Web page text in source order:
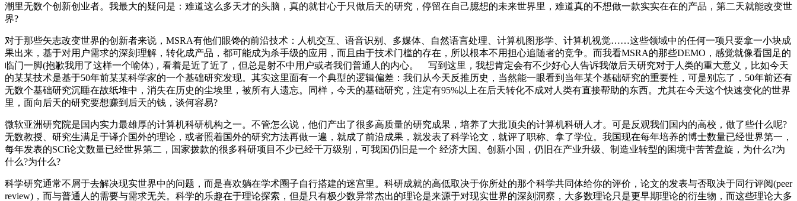
潮里无数个创新创业者。我最大的疑问是：难道这么多天才的头脑，真的就甘心于只做后天的研究，停留在自己臆想的未来世界里，难道真的不想做一款实实在在的产品，第二天就能改变世
界?
对于那些矢志改变世界的创新者来说，MSRA有他们眼馋的前沿技术：人机交互、语音识别、多媒体、自然语言处理、计算机图形学、计算机视觉……这些领域中的任何一项只要拿一小块成
果出来，基于对用户需求的深刻理解，转化成产品，都可能成为杀手级的应用，而且由于技术门槛的存在，所以根本不用担心追随者的竞争。而我看MSRA的那些DEMO，感觉就像看国足的
临门一脚(抱歉我用了这样一个喻体)，看着是近了近了，但总是射不中用户或者我们普通人的内心。 写到这里，我想肯定会有不少好心人告诉我做后天研究对于人类的重大意义，比如今天
的某某技术是基于50年前某某科学家的一个基础研究发现。其实这里面有一个典型的逻辑偏差：我们从今天反推历史，当然能一眼看到当年某个基础研究的重要性，可是别忘了，50年前还有
无数个基础研究沉睡在故纸堆中，消失在历史的尘埃里，被所有人遗忘。同样，今天的基础研究，注定有95%以上在后天转化不成对人类有直接帮助的东西。尤其在今天这个快速变化的世界
里，面向后天的研究要想赚到后天的钱，谈何容易?
微软亚洲研究院是国内实力最雄厚的计算机科研机构之一。不管怎么说，他们产出了很多高质量的研究成果，培养了大批顶尖的计算机科研人才。可是反观我们国内的高校，做了些什么呢?
无数教授、研究生满足于译介国外的理论，或者照着国外的研究方法再做一遍，就成了前沿成果，就发表了科学论文，就评了职称、拿了学位。我国现在每年培养的博士数量已经世界第一，
每年发表的SCI论文数量已经世界第二，国家拨款的很多科研项目不少已经千万级别，可我国仍旧是一个 经济大国、创新小国，仍旧在产业升级、制造业转型的困境中苦苦盘旋，为什么?为
什么?为什么?
科学研究通常不屑于去解决现实世界中的问题，而是喜欢躺在学术圈子自行搭建的迷宫里。科研成就的高低取决于你所处的那个科学共同体给你的评价，论文的发表与否取决于同行评阅(peer
review)，而与普通人的需要与需求无关。科学的乐趣在于理论探索，但是只有极少数异常杰出的理论是来源于对现实世界的深刻洞察，大多数理论只是更早期理论的衍生物，而这些理论大多